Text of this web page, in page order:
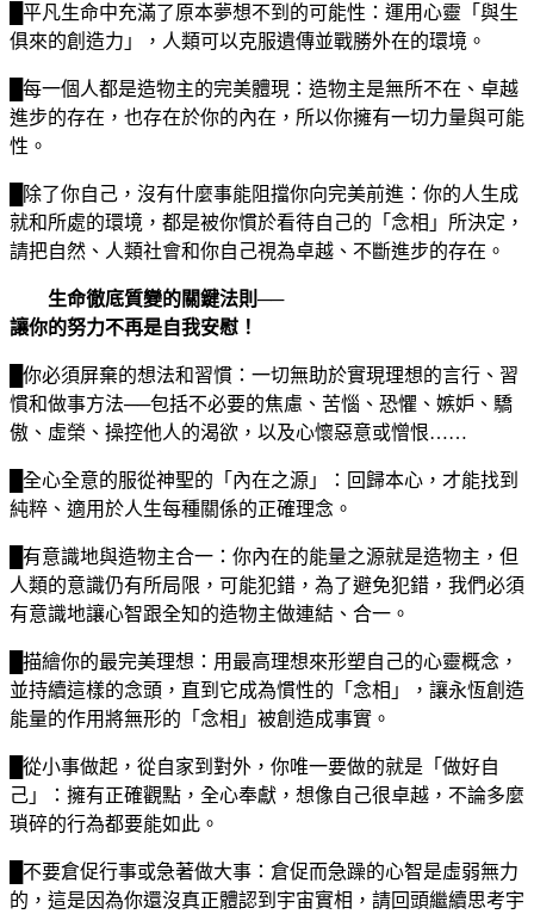
█平凡生命中充滿了原本夢想不到的可能性：運用心靈「與生
俱來的創造力」，人類可以克服遺傳並戰勝外在的環境。
█每一個人都是造物主的完美體現：造物主是無所不在、卓越
進步的存在，也存在於你的內在，所以你擁有一切力量與可能
性。
█除了你自己，沒有什麼事能阻擋你向完美前進：你的人生成
就和所處的環境，都是被你慣於看待自己的「念相」所決定，
請把自然、人類社會和你自己視為卓越、不斷進步的存在。
生命徹底質變的關鍵法則──
讓你的努力不再是自我安慰！
█你必須屏棄的想法和習慣：一切無助於實現理想的言行、習
慣和做事方法──包括不必要的焦慮、苦惱、恐懼、嫉妒、驕
傲、虛榮、操控他人的渴欲，以及心懷惡意或憎恨……
█全心全意的服從神聖的「內在之源」：回歸本心，才能找到
純粹、適用於人生每種關係的正確理念。
█有意識地與造物主合一：你內在的能量之源就是造物主，但
人類的意識仍有所局限，可能犯錯，為了避免犯錯，我們必須
有意識地讓心智跟全知的造物主做連結、合一。
█描繪你的最完美理想：用最高理想來形塑自己的心靈概念，
並持續這樣的念頭，直到它成為慣性的「念相」，讓永恆創造
能量的作用將無形的「念相」被創造成事實。
█從小事做起，從自家到對外，你唯一要做的就是「做好自
己」：擁有正確觀點，全心奉獻，想像自己很卓越，不論多麼
瑣碎的行為都要能如此。
█不要倉促行事或急著做大事：倉促而急躁的心智是虛弱無力
的，這是因為你還沒真正體認到宇宙實相，請回頭繼續思考宇